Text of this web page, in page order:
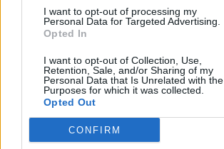
I want to opt-out of processing my
Personal Data for Targeted Advertising.
Opted In
I want to opt-out of Collection, Use,
Retention, Sale, and/or Sharing of my
Personal Data that Is Unrelated with the
Purposes for which it was collected.
Opted Out
CONFIRM